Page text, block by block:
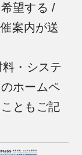
望する /
案内が送
・システ
ホームペ
ともご記